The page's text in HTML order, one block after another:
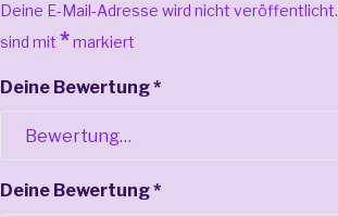
Deine E-Mail-Adresse wird nicht veröffentlicht.
sind mit *markiert
Deine Bewertung*
Deine Bewertung*